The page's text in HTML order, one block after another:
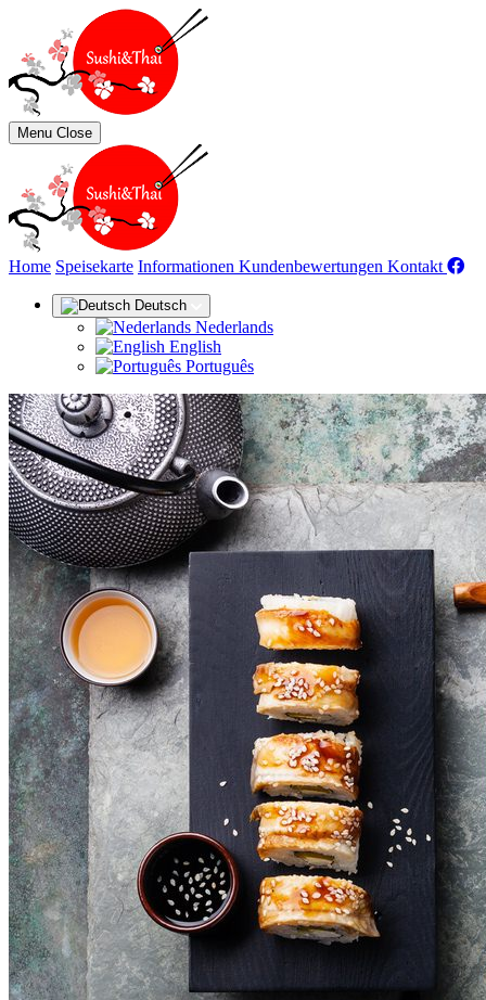
Menu Close
Home Speisekarte Informationen Kundenbewertungen Kontakt
Deutsch
Nederlands
English
Português